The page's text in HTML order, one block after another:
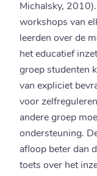
Michalsky,
workshops van
leerden over de
het educatief
groep studenten
van expliciet
voor
andere groep
ondersteuning.
afloop beter dan
toets over het